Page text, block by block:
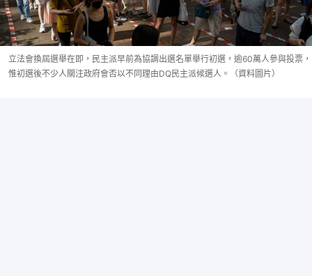
立法會換屆選舉在即，民主派早前為協調出選名單舉行初選，逾60萬人參與投票，
惟初選後不少人關注政府會否以不同理由DQ民主派候選人。（資料圖片）